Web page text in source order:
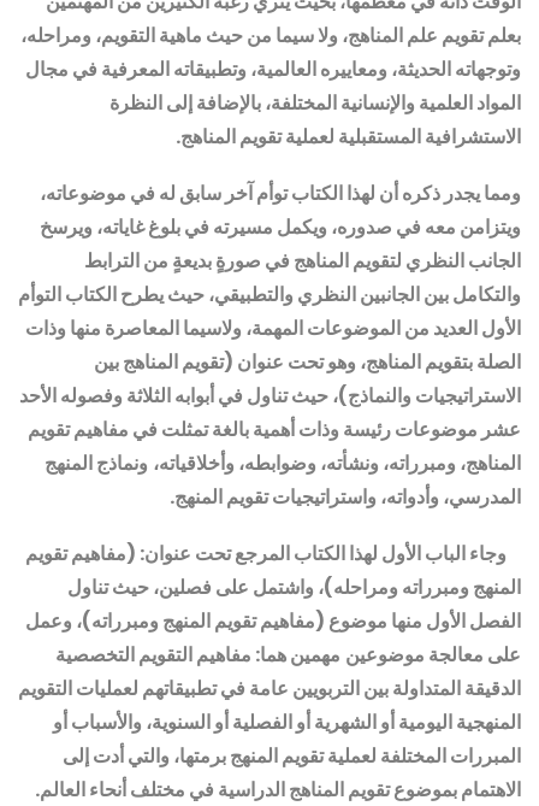
بعلم تقويم علم المناهج، ولا سيما من حيث ماهية التقويم، ومراحله،
وتوجهاته الحديثة، ومعاييره العالمية، وتطبيقاته المعرفية في مجال
المواد العلمية والإنسانية المختلفة، بالإضافة إلى النظرة
الاستشرافية المستقبلية لعملية تقويم المناهج.
ومما يجدر ذكره أن لهذا الكتاب توأم آخر سابق له في موضوعاته،
ويتزامن معه في صدوره، ويكمل مسيرته في بلوغ غاياته، ويرسخ
الجانب النظري لتقويم المناهج في صورةٍ بديعةٍ من الترابط
والتكامل بين الجانبين النظري والتطبيقي، حيث يطرح الكتاب التوأم
الأول العديد من الموضوعات المهمة، ولاسيما المعاصرة منها وذات
الصلة بتقويم المناهج، وهو تحت عنوان (تقويم المناهج بين
الاستراتيجيات والنماذج)، حيث تناول في أبوابه الثلاثة وفصوله الأحد
عشر موضوعات رئيسة وذات أهمية بالغة تمثلت في مفاهيم تقويم
المناهج، ومبرراته، ونشأته، وضوابطه، وأخلاقياته، ونماذج المنهج
المدرسي، وأدواته، واستراتيجيات تقويم المنهج.
وجاء الباب الأول لهذا الكتاب المرجع تحت عنوان: (مفاهيم تقويم
المنهج ومبرراته ومراحله)، واشتمل على فصلين، حيث تناول
الفصل الأول منها موضوع (مفاهيم تقويم المنهج ومبرراته)، وعمل
على معالجة موضوعين مهمين هما: مفاهيم التقويم التخصصية
الدقيقة المتداولة بين التربويين عامة في تطبيقاتهم لعمليات التقويم
المنهجية اليومية أو الشهرية أو الفصلية أو السنوية، والأسباب أو
المبررات المختلفة لعملية تقويم المنهج برمتها، والتي أدت إلى
الاهتمام بموضوع تقويم المناهج الدراسية في مختلف أنحاء العالم.